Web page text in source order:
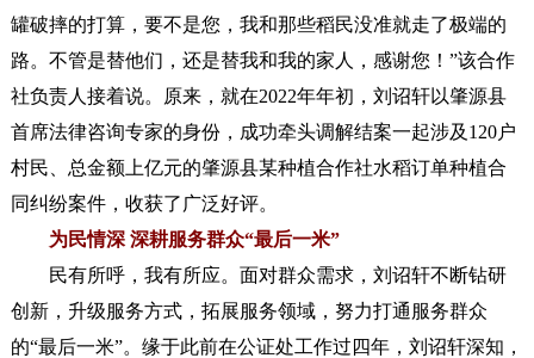
罐破摔的打算，要不是您，我和那些稻民没准就走了极端的
路。不管是替他们，还是替我和我的家人，感谢您！”该合作
社负责人接着说。
原来，就在2022年年初，刘诏轩以肇源县
首席法律咨询专家的身份，成功牵头调解结案一起涉及120户
村民、总金额上亿元的肇源县某种植合作社水稻订单种植合
同纠纷案件，收获了广泛好评。
为民情深 深耕服务群众“最后一米”
民有所呼，我有所应。面对群众需求，刘诏轩不断钻研
创新，升级服务方式，拓展服务领域，努力打通服务群众
的“最后一米”。 缘于此前在公证处工作过四年，刘诏轩深知，